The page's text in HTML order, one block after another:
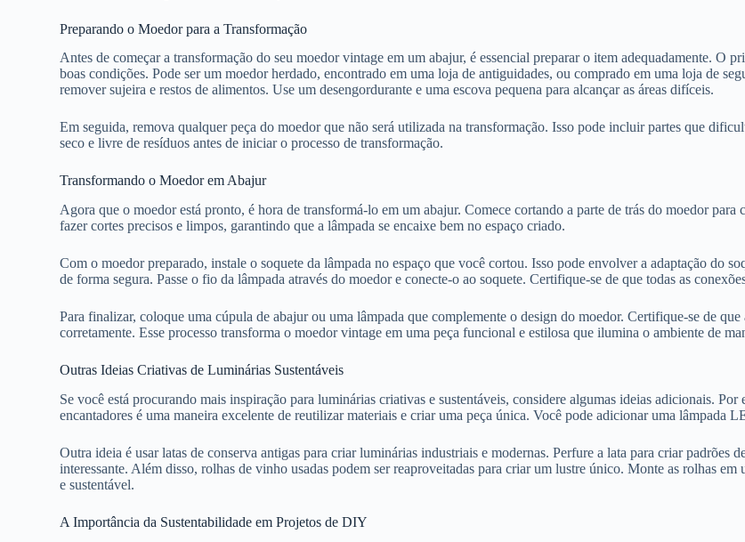
Preparando o Moedor para a Transformação
Antes de começar a transformação do seu moedor vintage em um abajur, é essencial preparar o item adequadamente. O
boas condições. Pode ser um moedor herdado, encontrado em uma loja de antiguidades, ou comprado em uma loja de
remover sujeira e restos de alimentos. Use um desengordurante e uma escova pequena para alcançar as áreas difíceis.
Em seguida, remova qualquer peça do moedor que não será utilizada na transformação. Isso pode incluir partes que
seco e livre de resíduos antes de iniciar o processo de transformação.
Transformando o Moedor em Abajur
Agora que o moedor está pronto, é hora de transformá-lo em um abajur. Comece cortando a parte de trás do moedor para
fazer cortes precisos e limpos, garantindo que a lâmpada se encaixe bem no espaço criado.
Com o moedor preparado, instale o soquete da lâmpada no espaço que você cortou. Isso pode envolver a adaptação do
de forma segura. Passe o fio da lâmpada através do moedor e conecte-o ao soquete. Certifique-se de que todas as
Para finalizar, coloque uma cúpula de abajur ou uma lâmpada que complemente o design do moedor. Certifique-se de
corretamente. Esse processo transforma o moedor vintage em uma peça funcional e estilosa que ilumina o ambiente de
Outras Ideias Criativas de Luminárias Sustentáveis
Se você está procurando mais inspiração para luminárias criativas e sustentáveis, considere algumas ideias adicionais.
encantadores é uma maneira excelente de reutilizar materiais e criar uma peça única. Você pode adicionar uma lâmpada
Outra ideia é usar latas de conserva antigas para criar luminárias industriais e modernas. Perfure a lata para criar
interessante. Além disso, rolhas de vinho usadas podem ser reaproveitadas para criar um lustre único. Monte as rolhas
e sustentável.
A Importância da Sustentabilidade em Projetos de DIY